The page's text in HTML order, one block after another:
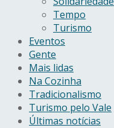
Tempo
Turismo
Eventos
Gente
Mais lidas
Na Cozinha
Tradicionalismo
Turismo pelo Vale
Últimas notícias